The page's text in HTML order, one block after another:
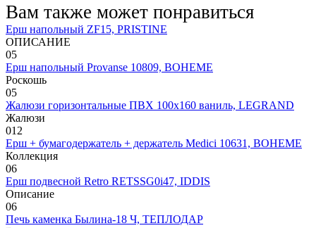
Вам также может понравиться
Ерш напольный ZF15, PRISTINE
ОПИСАНИЕ
05
Ерш напольный Provanse 10809, BOHEME
Роскошь
05
Жалюзи горизонтальные ПВХ 100х160 ваниль, LEGRAND
Жалюзи
012
Ерш + бумагодержатель + держатель Medici 10631, BOHEME
Коллекция
06
Ерш подвесной Retro RETSSG0i47, IDDIS
Описание
06
Печь каменка Былина-18 Ч, ТЕПЛОДАР